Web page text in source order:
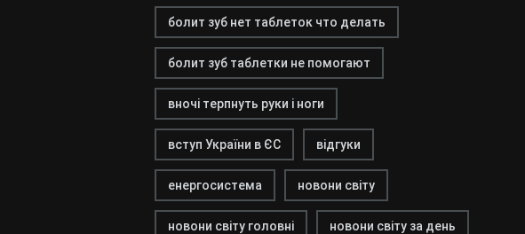
болит зуб нет таблеток что делать
болит зуб таблетки не помогают
вночі терпнуть руки і ноги
вступ України в ЄС відгуки
енергосистема новони світу
новони світу головні новони світу за день